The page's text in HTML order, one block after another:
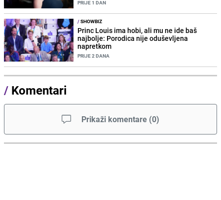
PRIJE 1 DAN
/SHOWBIZ
Princ Louis ima hobi, ali mu ne ide baš
najbolje: Porodica nije oduševljena
napretkom
PRIJE 2 DANA
/ Komentari
Prikaži komentare (0)